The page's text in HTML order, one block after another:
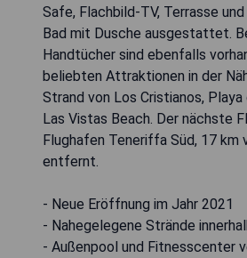
Safe, Flachbild-TV, Terrasse
Bad mit Dusche ausgestattet.
Handtücher sind ebenfalls
beliebten Attraktionen in der
Strand von Los Cristianos, Playa
Las Vistas Beach. Der nächste
Flughafen Teneriffa Süd, 17 km
entfernt.
- Neue Eröffnung im Jahr 2021
- Nahegelegene Strände
- Außenpool und Fitnesscenter